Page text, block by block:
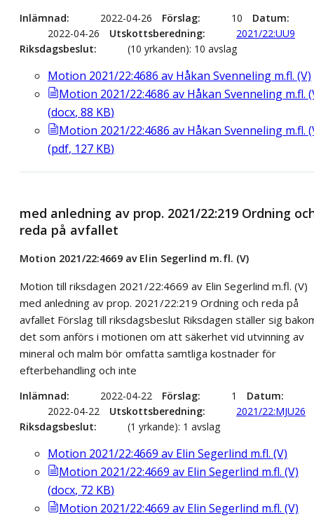
Inlämnad 2022-04-26 Förslag 10
Datum
2022-04-26
Utskottsberedning
2021/22:UU9
Riksdagsbeslut
(10 yrkanden): 10 avslag
Motion 2021/22:4686 av Håkan Svenneling m.fl. (V)
Motion 2021/22:4686 av Håkan Svenneling m.fl.
(docx, 88 KB)
Motion 2021/22:4686 av Håkan Svenneling m.fl.
(pdf, 127 KB)
med anledning av prop. 2021/22:219 Ordning
reda på avfallet
Motion 2021/22:4669 av Elin Segerlind m.fl. (V)
Motion till riksdagen 2021/22:4669 av Elin Segerlind m.fl. (V)
med anledning av prop. 2021/22:219 Ordning och reda på
avfallet Förslag till riksdagsbeslut Riksdagen ställer sig
det som anförs i motionen om att säkerhet vid utvinning av
mineral och malm bör omfatta samtliga kostnader för
efterbehandling och inte
Inlämnad 2022-04-22 Förslag 1
Datum
2022-04-22
Utskottsberedning
2021/22:MJU26
Riksdagsbeslut
(1 yrkande): 1 avslag
Motion 2021/22:4669 av Elin Segerlind m.fl. (V)
Motion 2021/22:4669 av Elin Segerlind m.fl. (V)
(docx, 72 KB)
Motion 2021/22:4669 av Elin Segerlind m.fl. (V)